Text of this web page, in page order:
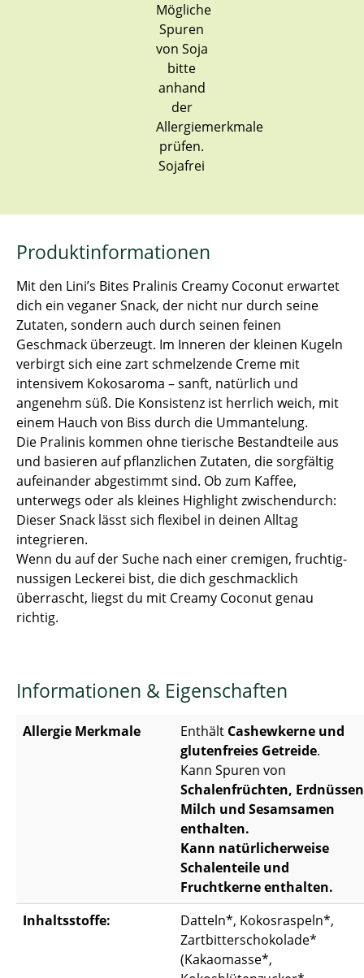
Sojafrei
Produktinformationen
Mit den Lini’s Bites Pralinis Creamy Coconut erwartet
dich ein veganer Snack, der nicht nur durch seine
Zutaten, sondern auch durch seinen feinen
Geschmack überzeugt. Im Inneren der kleinen Kugeln
verbirgt sich eine zart schmelzende Creme mit
intensivem Kokosaroma – sanft, natürlich und
angenehm süß. Die Konsistenz ist herrlich weich, mit
einem Hauch von Biss durch die Ummantelung.
Die Pralinis kommen ohne tierische Bestandteile aus
und basieren auf pflanzlichen Zutaten, die sorgfältig
aufeinander abgestimmt sind. Ob zum Kaffee,
unterwegs oder als kleines Highlight zwischendurch:
Dieser Snack lässt sich flexibel in deinen Alltag
integrieren.
Wenn du auf der Suche nach einer cremigen, fruchtig-
nussigen Leckerei bist, die dich geschmacklich
überrascht, liegst du mit Creamy Coconut genau
richtig.
Informationen & Eigenschaften
Allergie Merkmale Enthält Cashewkerne und
glutenfreies Getreide.
Kann Spuren von
Schalenfrüchten,
Milch und Sesamsamen
enthalten.
Kann natürlicherweise
Schalenteile und
Fruchtkerne enthalten.
Inhaltsstoffe:
Datteln*, Kokosraspeln*,
Zartbitterschokolade*
(Kakaomasse*,